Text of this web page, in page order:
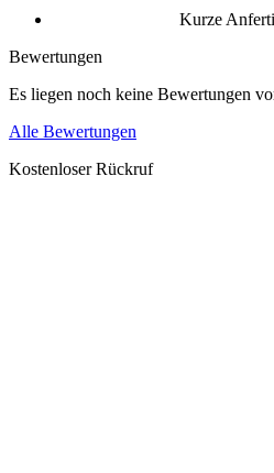
Kurze
Bewertungen
Es liegen noch keine Bewertungen
Alle Bewertungen
Kostenloser Rückruf